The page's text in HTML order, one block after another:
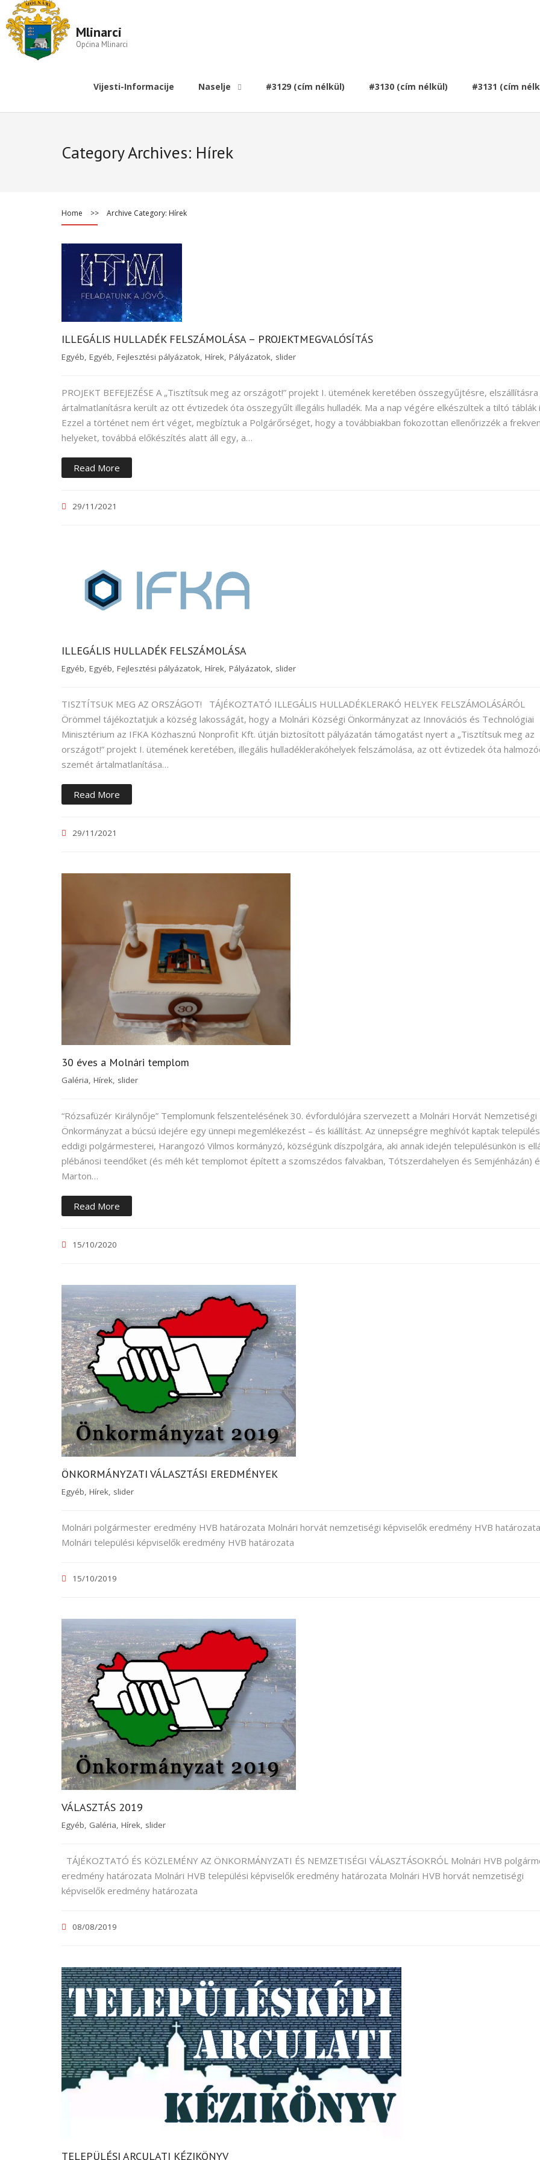
Mlinarci
Općina Mlinarci
Vijesti-Informacije Naselje #3129 (cím nélkül) #3130 (cím nélkül) #3131 (cím
Category Archives: Hírek
Home >> Archive Category: Hírek
ILLEGÁLIS HULLADÉK FELSZÁMOLÁSA – PROJEKTMEGVALÓSÍTÁS
Egyéb, Egyéb, Fejlesztési pályázatok, Hírek, Pályázatok, slider
PROJEKT BEFEJEZÉSE A „Tisztítsuk meg az országot!” projekt I. ütemének keretében összegyűjtésre,
ártalmatlanításra került az ott évtizedek óta összegyűlt illegális hulladék. Ma a nap végére elkészültek a tiltó táblák
Ezzel a történet nem ért véget, megbíztuk a Polgárőrséget, hogy a továbbiakban fokozottan ellenőrizzék a
helyeket, továbbá előkészítés alatt áll egy, a…
Read More
29/11/2021
ILLEGÁLIS HULLADÉK FELSZÁMOLÁSA
Egyéb, Egyéb, Fejlesztési pályázatok, Hírek, Pályázatok, slider
TISZTÍTSUK MEG AZ ORSZÁGOT! TÁJÉKOZTATÓ ILLEGÁLIS HULLADÉKLERAKÓ HELYEK FELSZÁMOLÁSÁRÓL
Örömmel tájékoztatjuk a község lakosságát, hogy a Molnári Községi Önkormányzat az Innovációs és Technológiai
Minisztérium az IFKA Közhasznú Nonprofit Kft. útján biztosított pályázatán támogatást nyert a „Tisztítsuk meg az
országot!” projekt I. ütemének keretében, illegális hulladéklerakóhelyek felszámolása, az ott évtizedek óta
szemét ártalmatlanítása…
Read More
29/11/2021
30 éves a Molnári templom
Galéria, Hírek, slider
“Rózsafüzér Királynője” Templomunk felszentelésének 30. évfordulójára szervezett a Molnári Horvát Nemzetiségi
Önkormányzat a búcsú idejére egy ünnepi megemlékezést – és kiállítást. Az ünnepségre meghívót kaptak
eddigi polgármesterei, Harangozó Vilmos kormányzó, községünk díszpolgára, aki annak idején településünkön is
plébánosi teendőket (és méh két templomot épített a szomszédos falvakban, Tótszerdahelyen és Semjénházán)
Marton…
Read More
15/10/2020
ÖNKORMÁNYZATI VÁLASZTÁSI EREDMÉNYEK
Egyéb, Hírek, slider
Molnári polgármester eredmény HVB határozata Molnári horvát nemzetiségi képviselők eredmény HVB határozata
Molnári települési képviselők eredmény HVB határozata
15/10/2019
VÁLASZTÁS 2019
Egyéb, Galéria, Hírek, slider
TÁJÉKOZTATÓ ÉS KÖZLEMÉNY AZ ÖNKORMÁNYZATI ÉS NEMZETISÉGI VÁLASZTÁSOKRÓL Molnári HVB
eredmény határozata Molnári HVB települési képviselők eredmény határozata Molnári HVB horvát nemzetiségi
képviselők eredmény határozata
08/08/2019
TELEPÜLÉSI ARCULATI KÉZIKÖNYV